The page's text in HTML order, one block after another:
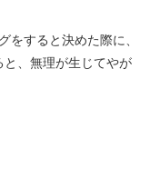
をすると決めた際に、
、無理が生じてやが